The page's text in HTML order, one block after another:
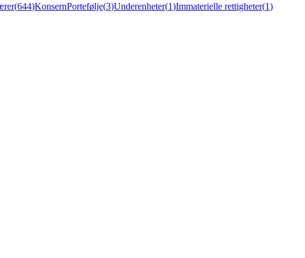
(644)KonsernPortefølje(3)Underenheter(1)Immaterielle rettigheter(1)